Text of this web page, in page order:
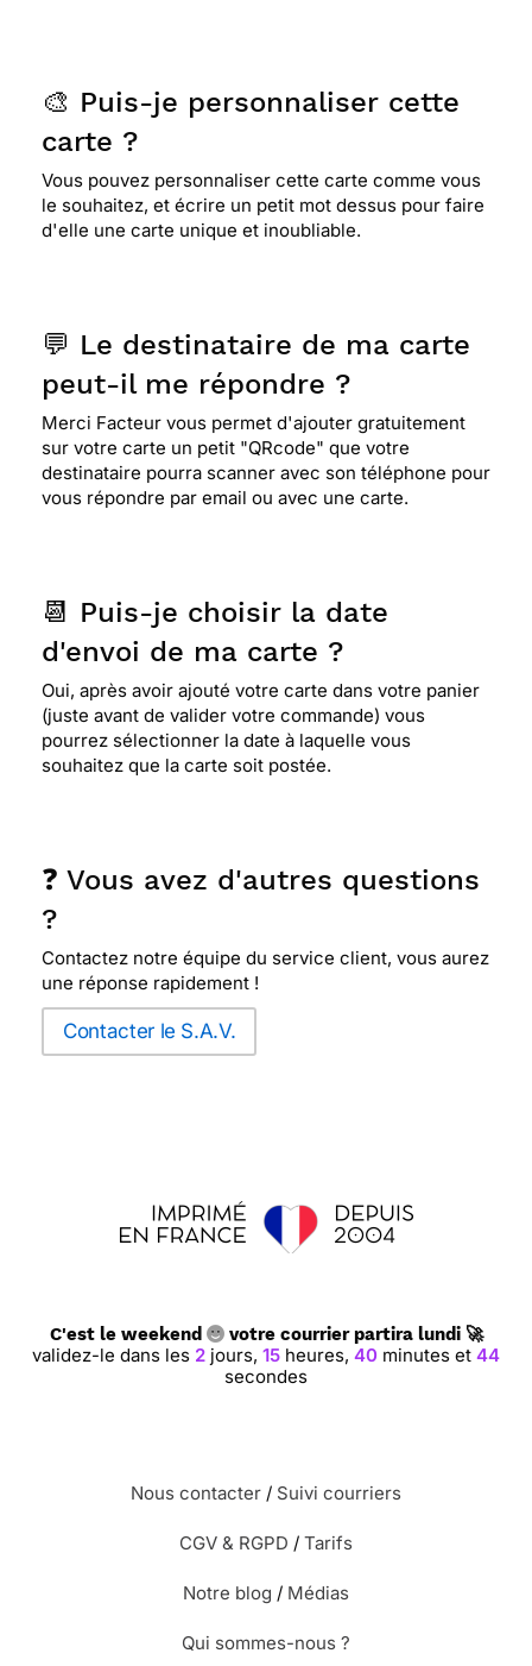
🎨 Puis-je personnaliser cette
carte ?
Vous pouvez personnaliser cette carte comme vous
le souhaitez, et écrire un petit mot dessus pour faire
d'elle une carte unique et inoubliable.
💬 Le destinataire de ma carte
peut-il me répondre ?
Merci Facteur vous permet d'ajouter gratuitement
sur votre carte un petit "QRcode" que votre
destinataire pourra scanner avec son téléphone pour
vous répondre par email ou avec une carte.
📆 Puis-je choisir la date
d'envoi de ma carte ?
Oui, après avoir ajouté votre carte dans votre panier
(juste avant de valider votre commande) vous
pourrez sélectionner la date à laquelle vous
souhaitez que la carte soit postée.
❓ Vous avez d'autres questions
?
Contactez notre équipe du service client, vous aurez
une réponse rapidement !
Contacter le S.A.V.
C'est le weekend votre courrier partira lundi 🚀
validez-le dans les 2 jours, 15 heures, 40 minutes et 43
secondes
Nous contacter / Suivi courriers
CGV & RGPD / Tarifs
Notre blog / Médias
Qui sommes-nous ?